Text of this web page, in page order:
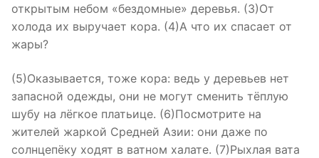
открытым небом «бездомные» деревья. (3)От
холода их выручает кора. (4)А что их спасает от
жары?
(5)Оказывается, тоже кора: ведь у деревьев нет
запасной одежды, они не могут сменить тёплую
шубу на лёгкое платьице. (6)Посмотрите на
жителей жаркой Средней Азии: они даже по
солнцепёку ходят в ватном халате. (7)Рыхлая вата